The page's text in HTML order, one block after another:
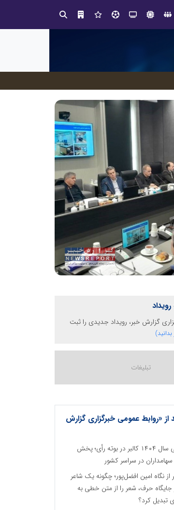
گزارش خبر، رویداد جدیدی را ثبت
از «روابط عمومی خبرگزاری گزارش
صورت‌های مالی سال ۱۴۰۴ کالبر در بوته رأی؛ پخش
در سراسر کشور
نگاه امین افضل‌پور؛ چگونه یک شاعر
جایگاه حرف، شعر را از متن خطی به
تبدیل کرد؟